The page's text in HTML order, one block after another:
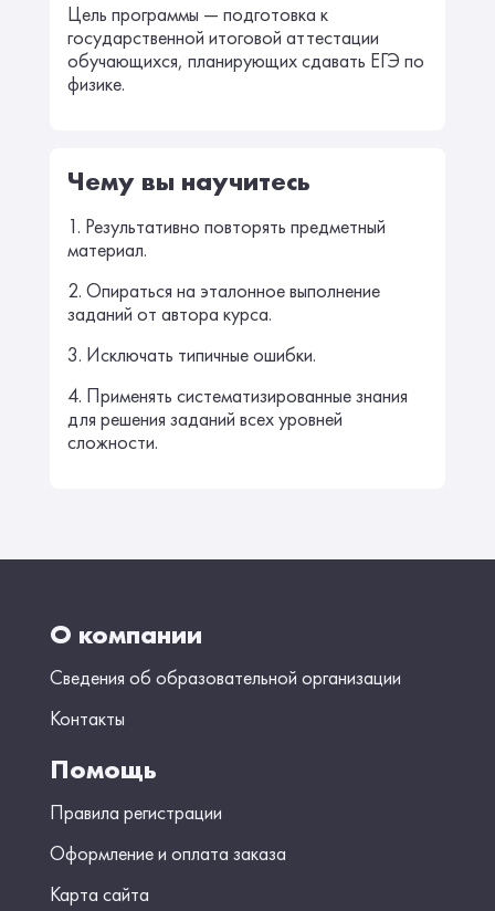
Цель программы — подготовка к
государственной итоговой аттестации
обучающихся, планирующих сдавать ЕГЭ по
физике.
Чему вы научитесь
1. Результативно повторять предметный
материал.
2. Опираться на эталонное выполнение
заданий от автора курса.
3. Исключать типичные ошибки.
4. Применять систематизированные знания
для решения заданий всех уровней
сложности.
О компании
Сведения об образовательной организации
Контакты
Помощь
Правила регистрации
Оформление и оплата заказа
Карта сайта